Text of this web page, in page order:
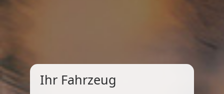
Ihr Fahrzeug